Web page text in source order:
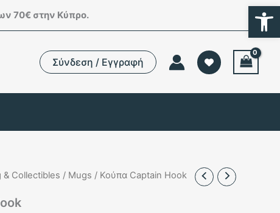
70€ στην Κύπρο.
Σύνδεση / Εγγραφή
& Collectibles / Mugs / Κούπα Captain Hook